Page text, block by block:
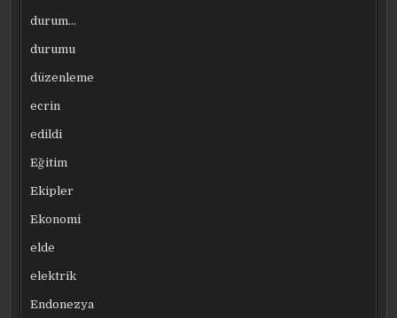
durum…
durumu
düzenleme
ecrin
edildi
Eğitim
Ekipler
Ekonomi
elde
elektrik
Endonezya